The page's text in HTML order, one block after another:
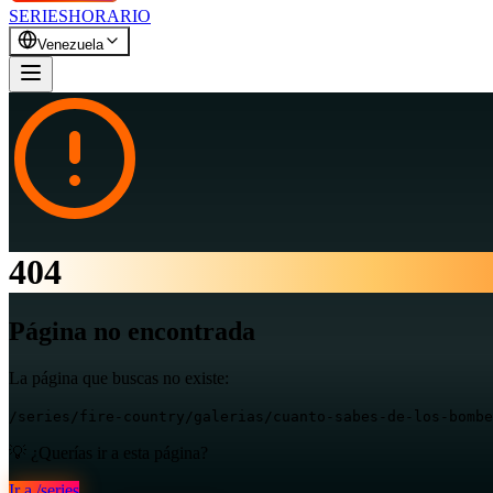
SERIESHORARIO
Venezuela
404
Página no encontrada
La página que buscas no existe:
/series/fire-country/galerias/cuanto-sabes-de-los-
💡 ¿Querías ir a esta página?